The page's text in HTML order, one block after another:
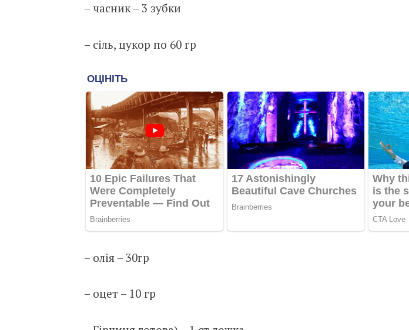
– часник – 3 зубки
– сіль, цукор по 60 гр
– олія – 30гр
– оцет – 10 гр